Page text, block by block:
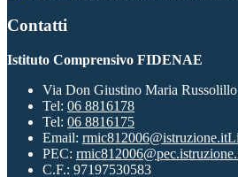
Contatti
Istituto Comprensivo FIDENAE
Via Don Giustino Maria
Tel: 06 8816178
Tel: 06 8816175
Email: rmic812006@istruzione.it
PEC:
C.F.: 97197530583